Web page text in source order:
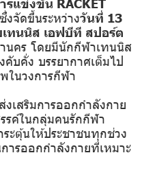
ารแข่งขัน RACKET
งจัดขึ้นระหว่างวันที่ 13
ทนนิส เอฟบีที สปอร์ต
นคร โดยมีนักกีฬาเทนนิส
คับคั่ง บรรยากาศเต็มไป
ในวงการกีฬา
สริมการออกกำลังกาย
รรค์ในกลุ่มคนรักกีฬา
ะตุ้นให้ประชาชนทุกช่วง
รออกกำลังกายที่เหมาะ